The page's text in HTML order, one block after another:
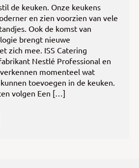
de keuken. Onze keukens
en zien voorzien van vele
Ook de komst van
brengt nieuwe
zich mee. ISS Catering
Nestlé Professional en
momenteel wat
toevoegen in de keuken.
volgen Een […]